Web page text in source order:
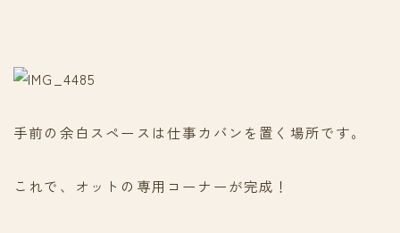
手前の余白スペースは仕事カバンを置く場所です。
これで、オットの専用コーナーが完成！